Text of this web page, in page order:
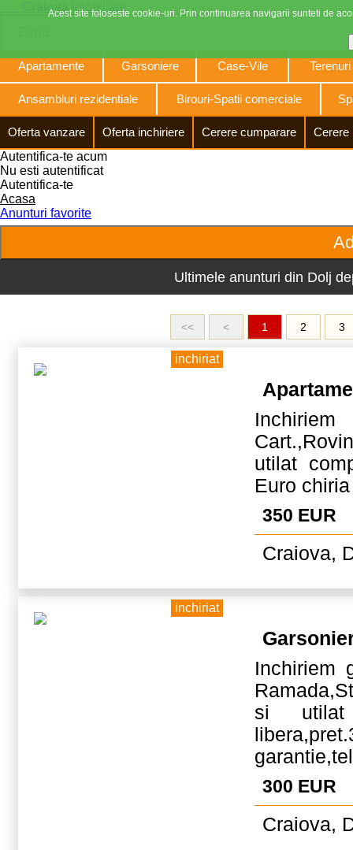
Craiova imobiliare
Apartamente Garsoniere Case-Vile Terenuri
Ansambluri rezidentiale Birouri-Spatii comerciale
Oferta vanzare Oferta inchiriere Cerere cumparare
Cerere
Autentifica-te acum
Nu esti autentificat
Autentifica-te
Acasa
Anunturi favorite
Ultimele anunturi din Dolj
<< < 1 2 3
inchiriat
utilat
Euro
350 EUR
Craiova,
inchiriat
Inchiriem
si utilat
300 EUR
Craiova,
Acest site foloseste cookie-uri. Prin continuarea navigarii sunteti de